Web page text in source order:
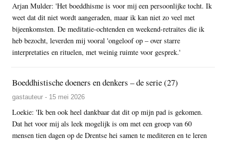
Arjan Mulder: 'Het boeddhisme is voor mij een persoonlijke tocht. Ik
weet dat dit niet wordt aangeraden, maar ik kan niet zo veel met
bijeenkomsten. De meditatie-ochtenden en weekend-retraites die ik
heb bezocht, leverden mij vooral 'ongeloof op – over starre
interpretaties en rituelen, met weinig ruimte voor gesprek.'
Boeddhistische doeners en denkers – de serie (27)
gastauteur - 15 mei 2026
Loekie: 'Ik ben ook heel dankbaar dat dit op mijn pad is gekomen.
Dat het voor mij als leek mogelijk is om met een groep van 60
mensen tien dagen op de Drentse hei samen te mediteren en te leren